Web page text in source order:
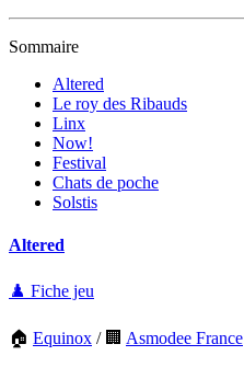
Sommaire
Altered
Le roy des Ribauds
Linx
Now!
Festival
Chats de poche
Solstis
Altered
♟️ Fiche jeu
🏠 Equinox / 🏢 Asmodee France